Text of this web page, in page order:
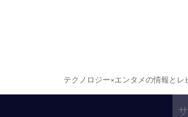
テクノロジー×エンタメの情報と